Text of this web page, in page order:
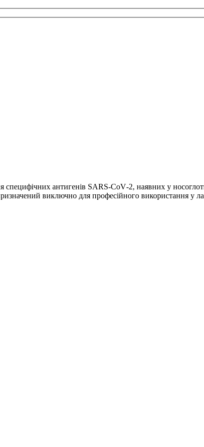
антигенів SARS‑CoV‑2, наявних у
виключно для професійного використання у